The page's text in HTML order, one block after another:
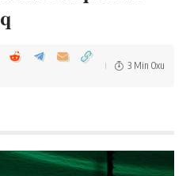
3 Min Oxu